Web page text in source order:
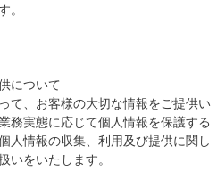
。
について
て、お客様の大切な情報をご提供い
務実態に応じて個人情報を保護する
人情報の収集、利用及び提供に関し
いをいたします。